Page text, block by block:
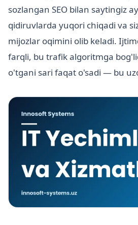
sozlangan SEO bilan saytingiz
qidiruvlarda yuqori chiqadi va
mijozlar oqimini olib keladi.
farqli, bu trafik algoritmga
o'tgani sari faqat o'sadi — bu